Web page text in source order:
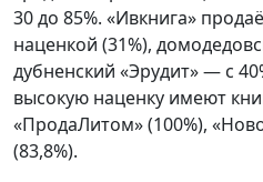
30 до 85%. «Ивкнига»
наценкой (31%),
дубненский «Эрудит» — с
высокую наценку имеют
«ПродаЛитом» (100%),
(83,8%).